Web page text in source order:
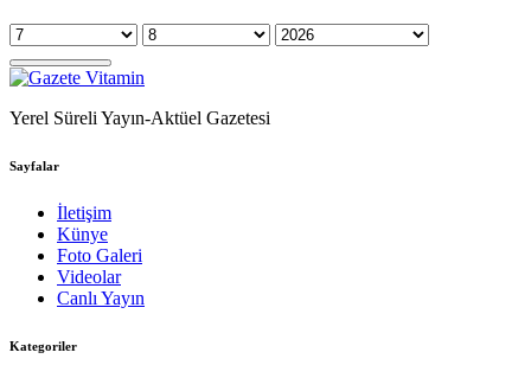
Yerel Süreli Yayın-Aktüel Gazetesi
Sayfalar
İletişim
Künye
Foto Galeri
Videolar
Canlı Yayın
Kategoriler